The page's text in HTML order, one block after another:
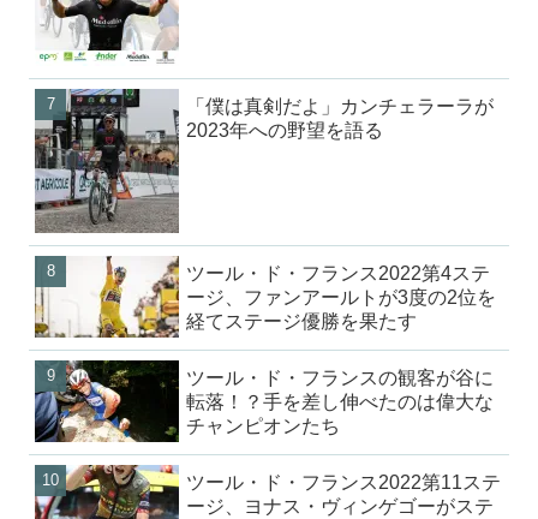
「僕は真剣だよ」カンチェラーラが
2023年への野望を語る
ツール・ド・フランス2022第4ステ
ージ、ファンアールトが3度の2位を
経てステージ優勝を果たす
ツール・ド・フランスの観客が谷に
転落！？手を差し伸べたのは偉大な
チャンピオンたち
ツール・ド・フランス2022第11ステ
ージ、ヨナス・ヴィンゲゴーがステ